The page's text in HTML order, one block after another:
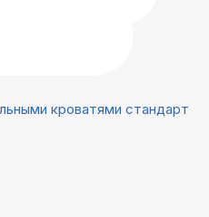
кроватями стандарт